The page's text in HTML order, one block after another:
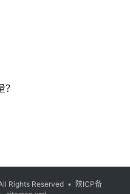
Rights Reserved • 陕ICP备